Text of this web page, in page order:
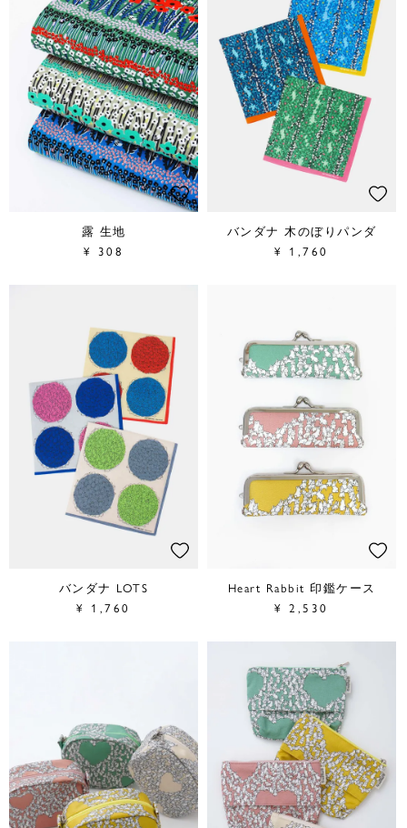
露 生地
¥ 308
バンダナ 木のぼりパンダ
¥ 1,760
バンダナ LOTS
¥ 1,760
Heart Rabbit 印鑑ケース
¥ 2,530